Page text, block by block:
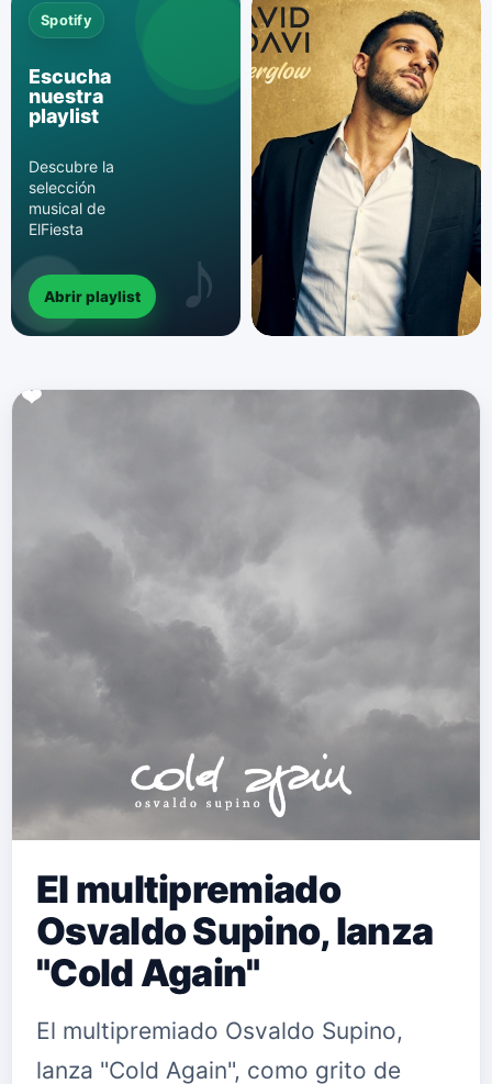
Spotify
Escucha
nuestra
playlist
Descubre la
selección
musical de
ElFiesta
Abrir playlist
El multipremiado
Osvaldo Supino, lanza
"Cold Again"
El multipremiado Osvaldo Supino,
lanza "Cold Again", como grito de